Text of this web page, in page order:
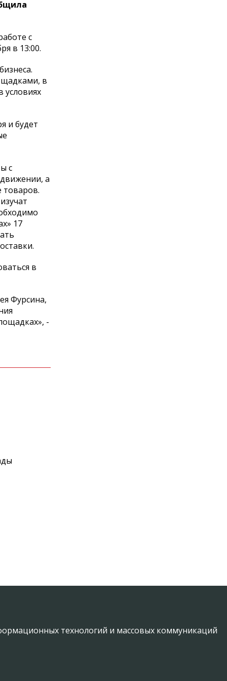
с
в 13:00.
в
условиях
и будет
с
а
товаров.
17
в
Фурсина,
-
технологий и массовых коммуникаций